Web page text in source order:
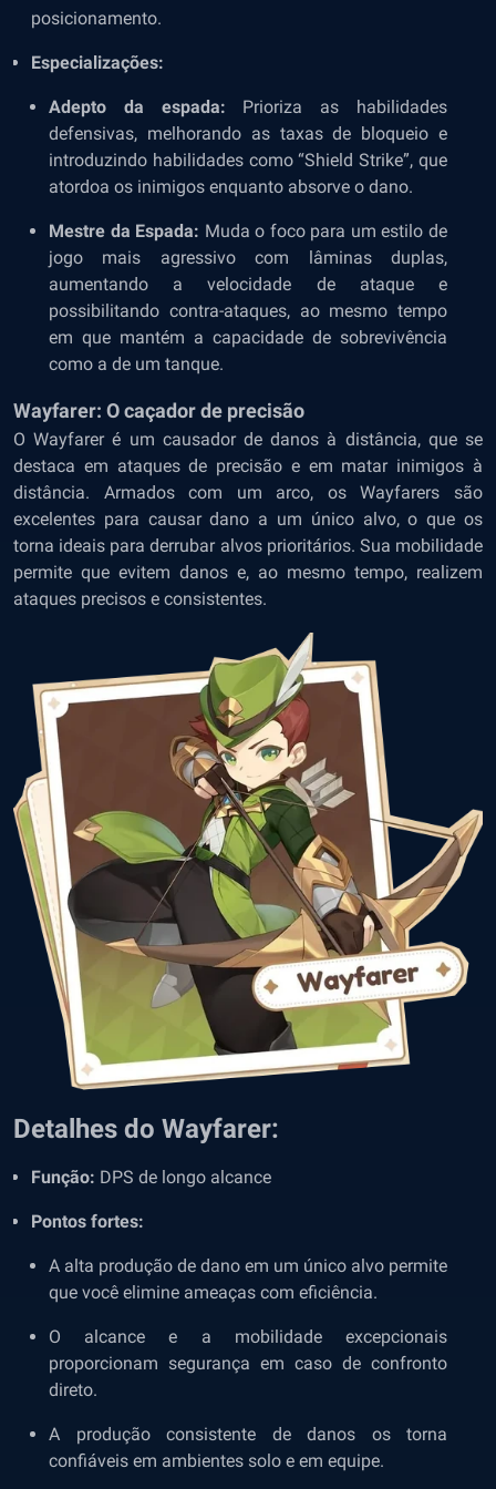
posicionamento.
Especializações:
Adepto da espada: Prioriza as habilidades
defensivas, melhorando as taxas de bloqueio e
introduzindo habilidades como “Shield Strike”, que
atordoa os inimigos enquanto absorve o dano.
Mestre da Espada: Muda o foco para um estilo de
jogo mais agressivo com lâminas duplas,
aumentando a velocidade de ataque e
possibilitando contra-ataques, ao mesmo tempo
em que mantém a capacidade de sobrevivência
como a de um tanque.
Wayfarer: O caçador de precisão
O Wayfarer é um causador de danos à distância, que se
destaca em ataques de precisão e em matar inimigos à
distância. Armados com um arco, os Wayfarers são
excelentes para causar dano a um único alvo, o que os
torna ideais para derrubar alvos prioritários. Sua mobilidade
permite que evitem danos e, ao mesmo tempo, realizem
ataques precisos e consistentes.
Detalhes do Wayfarer:
Função: DPS de longo alcance
Pontos fortes:
A alta produção de dano em um único alvo permite
que você elimine ameaças com eficiência.
O alcance e a mobilidade excepcionais
proporcionam segurança em caso de confronto
direto.
A produção consistente de danos os torna
confiáveis em ambientes solo e em equipe.